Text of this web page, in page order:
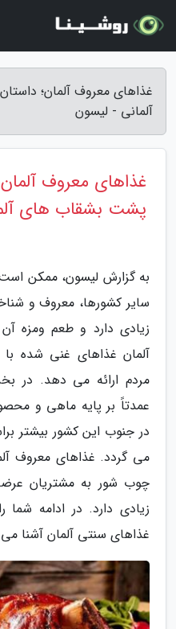
غذاهای معروف آلمان؛
آلمانی - لیسون
غذاهای معروف
پشت بشقاب های
به گزارش لیسون، ممکن
سایر کشورها، معروف و
زیادی دارد و طعم ومزه
آلمان غذاهای غنی شده
مردم ارائه می دهد. در
عمدتاً بر پایه ماهی و
در جنوب این کشور بیشتر
می گردد. غذاهای معروف
چوب شور به مشتریان
غذاهای سنتی آلمان آشنا